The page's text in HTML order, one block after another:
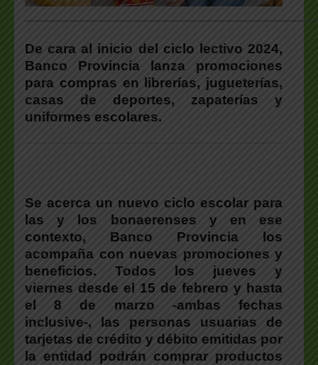
De cara al inicio del ciclo lectivo 2024,
Banco Provincia lanza promociones
para compras en librerías, jugueterías,
casas de deportes, zapaterías y
uniformes escolares.
Se acerca un nuevo ciclo escolar para
las y los bonaerenses y en ese
contexto, Banco Provincia los
acompaña con nuevas promociones y
beneficios. Todos los jueves y
viernes desde el 15 de febrero y hasta
el 8 de marzo -ambas fechas
inclusive-, las personas usuarias de
tarjetas de crédito y débito emitidas por
la entidad podrán comprar productos